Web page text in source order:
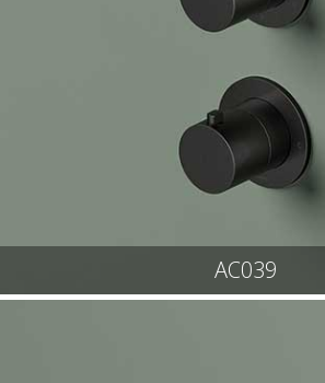
AC039